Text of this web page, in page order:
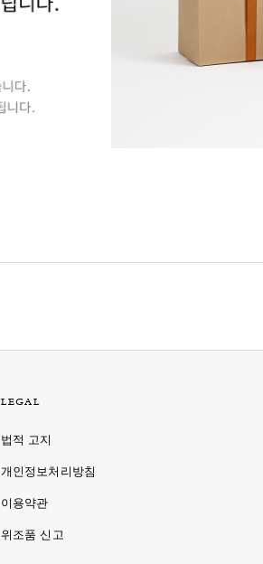
LEGAL
법적 고지
개인정보처리방침
이용약관
위조품 신고